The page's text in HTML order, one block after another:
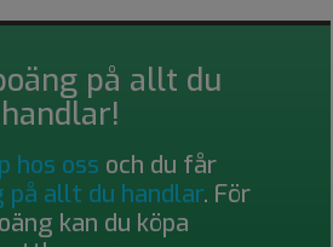
på allt du
handlar!
hos oss och du får
på allt du handlar. För
kan du köpa